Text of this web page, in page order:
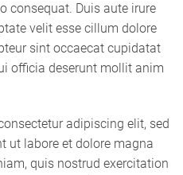
consequat. Duis aute irure
velit esse cillum dolore
sint occaecat cupidatat
officia deserunt mollit anim
adipiscing elit, sed
ut labore et dolore magna
quis nostrud exercitation